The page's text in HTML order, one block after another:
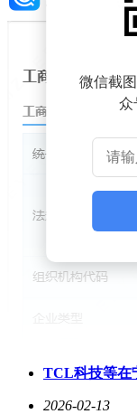
微信截
众
TCL科技等在
2026-02-13